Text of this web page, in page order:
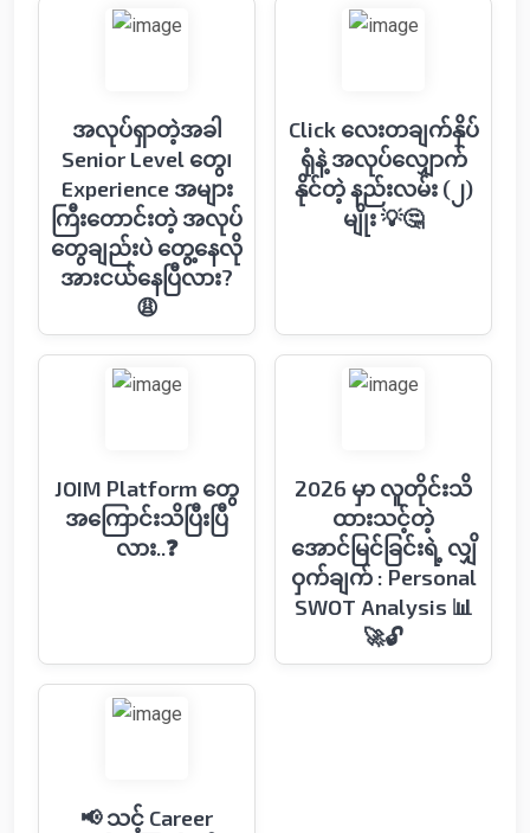
အလုပ်ရှာတဲ့အခါ
Senior Level တွေ၊
Experience အများ
ကြီးတောင်းတဲ့ အလုပ်
တွေချည်းပဲ တွေ့နေလို
အားငယ်နေပြီလား?
😩
Click လေးတချက်နှိပ်
ရုံနဲ့ အလုပ်လျှောက်
နိုင်တဲ့ နည်းလမ်း (၂)
မျိုး 💡🤔
JOIM Platform တွေ
အကြောင်းသိပြီးပြီ
လား..❓
2026 မှာ လူတိုင်းသိ
ထားသင့်တဲ့
အောင်မြင်ခြင်းရဲ့ လျှိ
ဝှက်ချက် : Personal
SWOT Analysis 📊
🚀🔓
📢 သင့် Career